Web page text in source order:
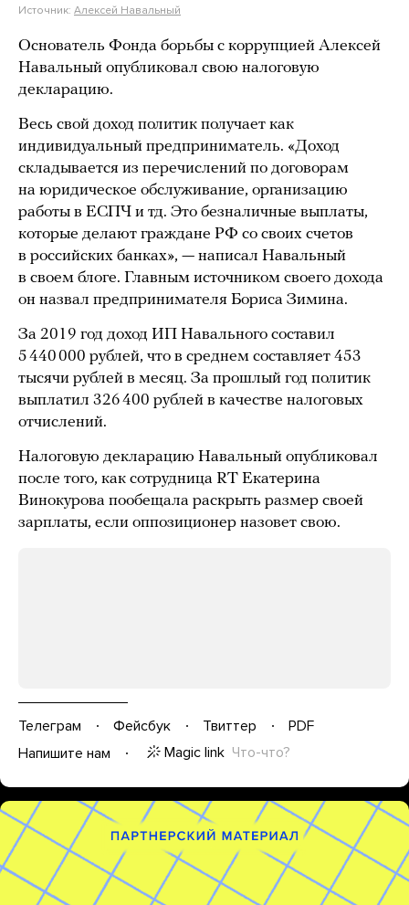
Источник: Алексей Навальный
Основатель Фонда борьбы с коррупцией Алексей
Навальный опубликовал свою налоговую
декларацию.
Весь свой доход политик получает как
индивидуальный предприниматель. «Доход
складывается из перечислений по договорам
на юридическое обслуживание, организацию
работы в ЕСПЧ и тд. Это безналичные выплаты,
которые делают граждане РФ со своих счетов
в российских банках», — написал Навальный
в своем блоге. Главным источником своего дохода
он назвал предпринимателя Бориса Зимина.
За 2019 год доход ИП Навального составил
5 440 000 рублей, что в среднем составляет 453
тысячи рублей в месяц. За прошлый год политик
выплатил 326 400 рублей в качестве налоговых
отчислений.
Налоговую декларацию Навальный опубликовал
после того, как сотрудница RT Екатерина
Винокурова пообещала раскрыть размер своей
зарплаты, если оппозиционер назовет свою.
Телеграм Фейсбук Твиттер
PDF
Напишите нам
Magic link Что-что?